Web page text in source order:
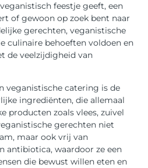
feestje geeft, een
of gewoon op zoek bent naar
gerechten, veganistische
culinaire behoeften voldoen en
de veelzijdigheid van
veganistische catering is de
ingrediënten, die allemaal
producten zoals vlees, zuivel
gerechten niet
maar ook vrij van
antibiotica, waardoor ze een
die bewust willen eten en